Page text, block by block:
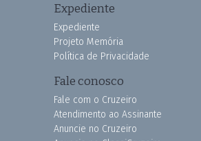
Expediente
Expediente
Projeto Memória
Política de Privacidade
Fale conosco
Fale com o Cruzeiro
Atendimento ao Assinante
Anuncie no Cruzeiro